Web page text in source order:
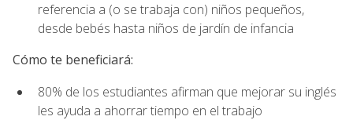
referencia a (o se trabaja con) niños pequeños,
desde bebés hasta niños de jardín de infancia
Cómo te beneficiará:
80% de los estudiantes afirman que mejorar su inglés
les ayuda a ahorrar tiempo en el trabajo